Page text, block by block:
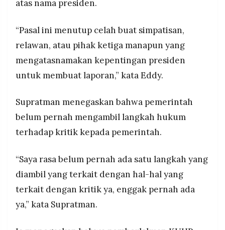
atas nama presiden.
“Pasal ini menutup celah buat simpatisan,
relawan, atau pihak ketiga manapun yang
mengatasnamakan kepentingan presiden
untuk membuat laporan,” kata Eddy.
Supratman menegaskan bahwa pemerintah
belum pernah mengambil langkah hukum
terhadap kritik kepada pemerintah.
“Saya rasa belum pernah ada satu langkah yang
diambil yang terkait dengan hal-hal yang
terkait dengan kritik ya, enggak pernah ada
ya,” kata Supratman.